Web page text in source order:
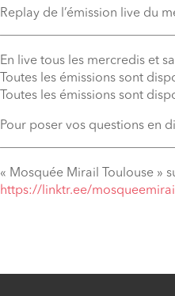
Replay de l’émission live du
En live tous les mercredis et
Toutes les émissions sont
Toutes les émissions sont
Pour poser vos questions en
« Mosquée Mirail Toulouse »
⁠https://linktr.ee/